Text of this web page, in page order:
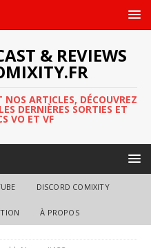
& REVIEWS
ARTICLES, DÉCOUVREZ
DERNIÈRES SORTIES ET
VO ET VF
DISCORD COMIXITY
À PROPOS